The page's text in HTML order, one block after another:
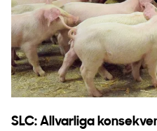
SLC: Allvarliga